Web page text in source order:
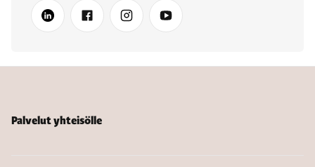
Palvelut yhteisölle